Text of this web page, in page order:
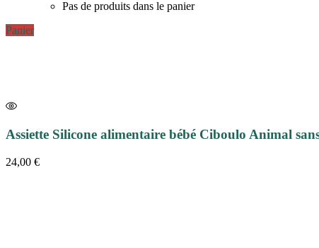
Pas de produits dans le panier
Panier
Assiette Silicone alimentaire bébé Ciboulo Animal
24,00 €